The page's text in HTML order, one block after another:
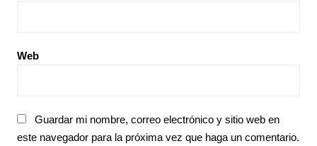
Web
Guardar mi nombre, correo electrónico y sitio web en
este navegador para la próxima vez que haga un comentario.